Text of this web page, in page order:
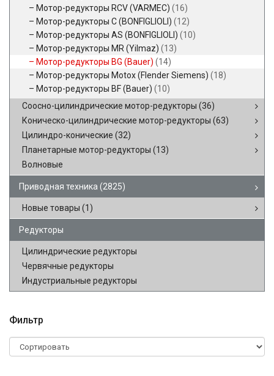
Мотор-редукторы RCV (VARMEC) (16)
Мотор-редукторы C (BONFIGLIOLI) (12)
Мотор-редукторы AS (BONFIGLIOLI) (10)
Мотор-редукторы MR (Yilmaz) (13)
Мотор-редукторы BG (Bauer) (14)
Мотор-редукторы Motox (Flender Siemens) (18)
Мотор-редукторы BF (Bauer) (10)
Соосно-цилиндрические мотор-редукторы (36)
Коническо-цилиндрические мотор-редукторы (63)
Цилиндро-конические (32)
Планетарные мотор-редукторы (13)
Волновые
Приводная техника (2825)
Новые товары (1)
Редукторы
Цилиндрические редукторы
Червячные редукторы
Индустриальные редукторы
Фильтр